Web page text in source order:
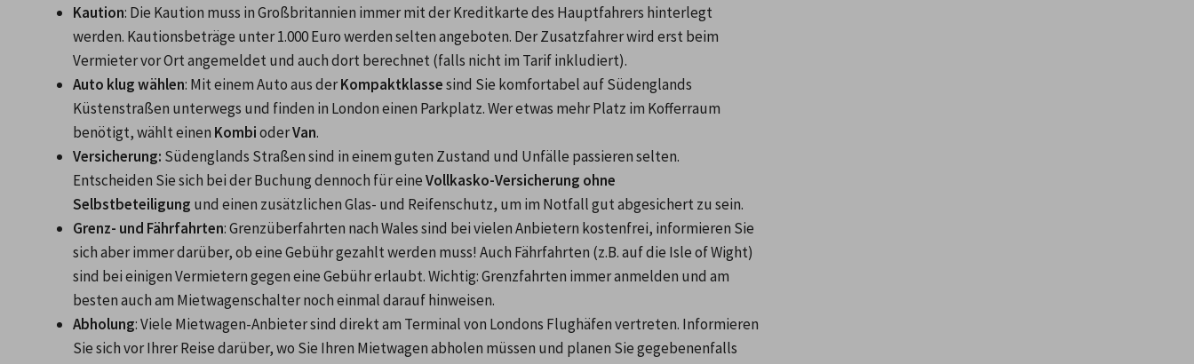
Kaution: Die Kaution muss in Großbritannien immer mit der Kreditkarte des Hauptfahrers hinterlegt
werden. Kautionsbeträge unter 1.000 Euro werden selten angeboten. Der Zusatzfahrer wird erst beim
Vermieter vor Ort angemeldet und auch dort berechnet (falls nicht im Tarif inkludiert).
Auto klug wählen: Mit einem Auto aus der Kompaktklasse sind Sie komfortabel auf Südenglands
Küstenstraßen unterwegs und finden in London einen Parkplatz. Wer etwas mehr Platz im Kofferraum
benötigt, wählt einen Kombi oder Van.
Versicherung: Südenglands Straßen sind in einem guten Zustand und Unfälle passieren selten.
Entscheiden Sie sich bei der Buchung dennoch für eine Vollkasko-Versicherung ohne
Selbstbeteiligung und einen zusätzlichen Glas- und Reifenschutz, um im Notfall gut abgesichert zu sein.
Grenz- und Fährfahrten: Grenzüberfahrten nach Wales sind bei vielen Anbietern kostenfrei, informieren Sie
sich aber immer darüber, ob eine Gebühr gezahlt werden muss! Auch Fährfahrten (z.B. auf die Isle of Wight)
sind bei einigen Vermietern gegen eine Gebühr erlaubt. Wichtig: Grenzfahrten immer anmelden und am
besten auch am Mietwagenschalter noch einmal darauf hinweisen.
Abholung: Viele Mietwagen-Anbieter sind direkt am Terminal von Londons Flughäfen vertreten. Informieren
Sie sich vor Ihrer Reise darüber, wo Sie Ihren Mietwagen abholen müssen und planen Sie gegebenenfalls